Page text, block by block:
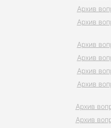
Архив
Архив
Архив
Архив
Архив
Архив
Архив
Архив